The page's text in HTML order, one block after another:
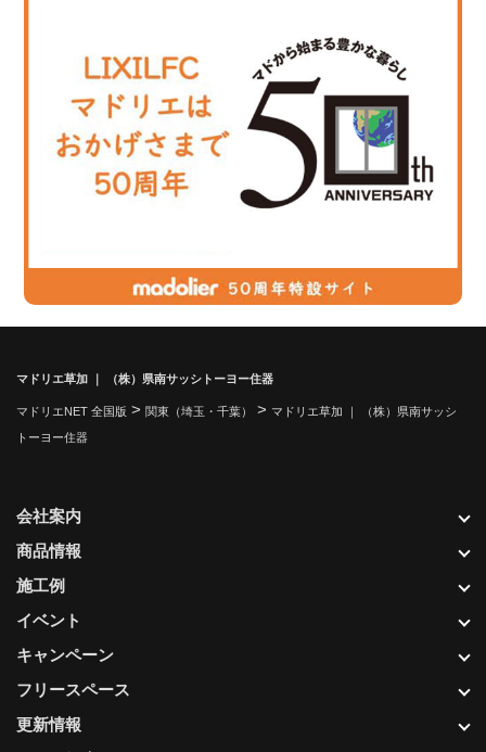
マドリエ草加 ｜ （株）県南サッシトーヨー住器
マドリエNET 全国版 > 関東（埼玉・千葉） > マドリエ草加 ｜ （株）県南サッシ
トーヨー住器
更新情報
会社案内
商品情報
施工例
イベント
キャンペーン
フリースペース